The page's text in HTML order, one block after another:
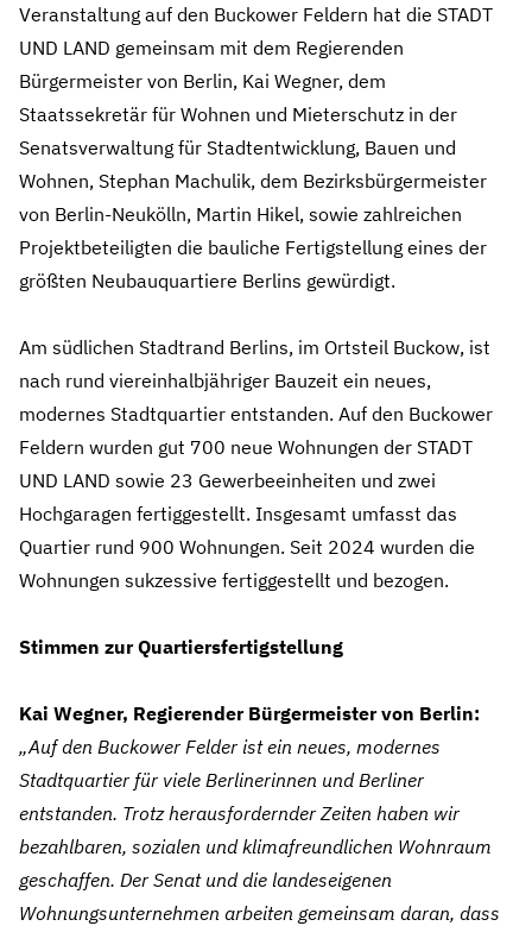
Veranstaltung auf den Buckower Feldern hat die STADT
UND LAND gemeinsam mit dem Regierenden
Bürgermeister von Berlin, Kai Wegner, dem
Staatssekretär für Wohnen und Mieterschutz in der
Senatsverwaltung für Stadtentwicklung, Bauen und
Wohnen, Stephan Machulik, dem Bezirksbürgermeister
von Berlin‑Neukölln, Martin Hikel, sowie zahlreichen
Projektbeteiligten die bauliche Fertigstellung eines der
größten Neubauquartiere Berlins gewürdigt.
Am südlichen Stadtrand Berlins, im Ortsteil Buckow, ist
nach rund viereinhalbjähriger Bauzeit ein neues,
modernes Stadtquartier entstanden. Auf den Buckower
Feldern wurden gut 700 neue Wohnungen der STADT
UND LAND sowie 23 Gewerbeeinheiten und zwei
Hochgaragen fertiggestellt. Insgesamt umfasst das
Quartier rund 900 Wohnungen. Seit 2024 wurden die
Wohnungen sukzessive fertiggestellt und bezogen.
Stimmen zur Quartiersfertigstellung
Kai Wegner, Regierender Bürgermeister von Berlin:
„Auf den Buckower Felder ist ein neues, modernes
Stadtquartier für viele Berlinerinnen und Berliner
entstanden. Trotz herausfordernder Zeiten haben wir
bezahlbaren, sozialen und klimafreundlichen Wohnraum
geschaffen. Der Senat und die landeseigenen
Wohnungsunternehmen arbeiten gemeinsam daran, dass